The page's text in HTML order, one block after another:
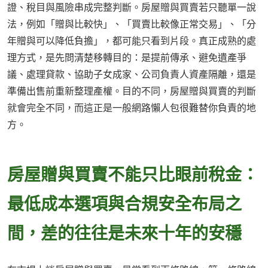
證、稅目與風險串成完整判斷。房屋贈與買賣若只聽單一說
法，例如「贈與比較快」、「買賣比較像正常交易」、「分
年贈與可以降低負擔」，都可能只看到片段。真正成熟的處
理方式，是先問清楚移轉目的：是提前傳承、避免遺產爭
議、處理貸款、協助子女成家、公司負責人資產隔離，還是
準備出售前重新整理產權。目的不同，房屋贈與買賣的判斷
就會完全不同，而這正是一般網路懶人包很難替你負責的地
方。
房屋贈與買賣不能只比眼前稅金：
最低成本選項與合規安全布局之
間，差的往往是未來十年的安穩